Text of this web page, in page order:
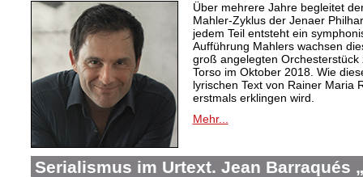
Über mehrere Jahre begleitet
Mahler-Zyklus der Jenaer
jedem Teil entsteht ein
Aufführung Mahlers wachsen
groß angelegten
Torso im Oktober 2018. Wie
lyrischen Text von Rainer Maria
erstmals erklingen wird.
Mehr...
Serialismus im Urtext. Jean Barraqués